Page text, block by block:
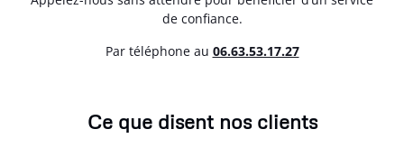
de confiance.
Par téléphone au 06.63.53.17.27
Ce que disent nos clients